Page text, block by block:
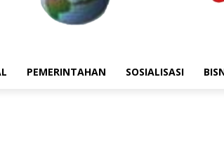
PEMERINTAHAN SOSIALISASI